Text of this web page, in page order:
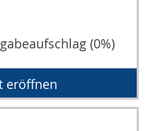
(0%)
eröffnen